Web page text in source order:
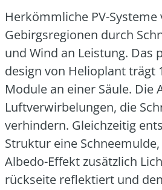
Her­kömm­li­che PV-Sys­te­me
Gebirgs­re­gio­nen durch
und Wind an Leis­tung. Das
de­sign von Helio­plant trägt
Modu­le an einer Säu­le. Die
Luft­ver­wir­be­lun­gen, die
ver­hin­dern. Gleich­zei­tig
Struk­tur eine
Albe­do-Effekt zusätz­lich
rück­sei­te reflek­tiert und